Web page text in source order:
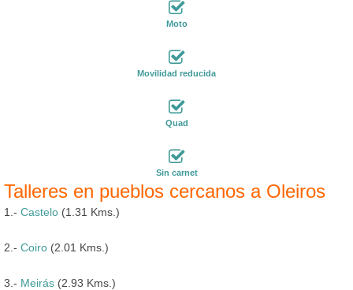
Moto
Movilidad reducida
Quad
Sin carnet
Talleres en pueblos cercanos a Oleiros
1.- Castelo (1.31 Kms.)
2.- Coiro (2.01 Kms.)
3.- Meirás (2.93 Kms.)